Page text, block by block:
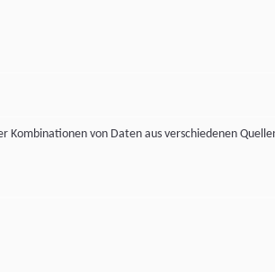
Kombinationen von Daten aus verschiedenen